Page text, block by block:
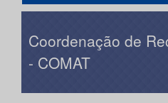
Coordenação de
- COMAT